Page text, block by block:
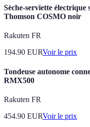
Sèche-serviette
Thomson COSMO noir
Rakuten FR
194.90 EURVoir le prix
Tondeuse autonome
RMX500
Rakuten FR
454.90 EURVoir le prix